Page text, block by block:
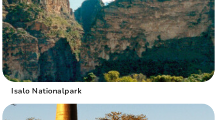
Isalo Nationalpark